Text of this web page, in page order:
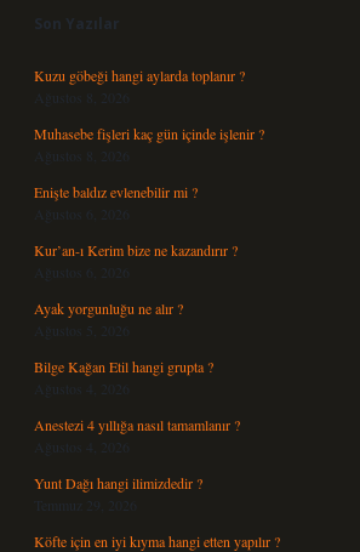
Son Yazılar
Kuzu göbeği hangi aylarda toplanır ?
Ağustos 8, 2026
Muhasebe fişleri kaç gün içinde işlenir ?
Ağustos 8, 2026
Enişte baldız evlenebilir mi ?
Ağustos 6, 2026
Kur’an-ı Kerim bize ne kazandırır ?
Ağustos 6, 2026
Ayak yorgunluğu ne alır ?
Ağustos 5, 2026
Bilge Kağan Etil hangi grupta ?
Ağustos 4, 2026
Anestezi 4 yıllığa nasıl tamamlanır ?
Ağustos 4, 2026
Yunt Dağı hangi ilimizdedir ?
Temmuz 29, 2026
Köfte için en iyi kıyma hangi etten yapılır ?